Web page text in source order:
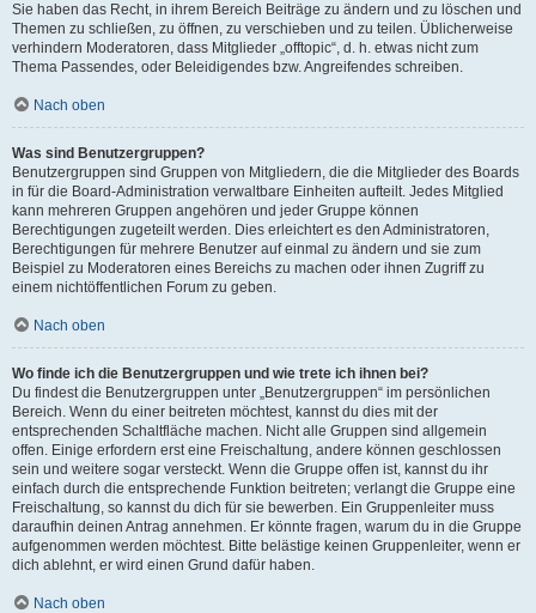
Sie haben das Recht, in ihrem Bereich Beiträge zu ändern und zu löschen und
Themen zu schließen, zu öffnen, zu verschieben und zu teilen. Üblicherweise
verhindern Moderatoren, dass Mitglieder „offtopic“, d. h. etwas nicht zum
Thema Passendes, oder Beleidigendes bzw. Angreifendes schreiben.
Nach oben
Was sind Benutzergruppen?
Benutzergruppen sind Gruppen von Mitgliedern, die die Mitglieder des Boards
in für die Board-Administration verwaltbare Einheiten aufteilt. Jedes Mitglied
kann mehreren Gruppen angehören und jeder Gruppe können
Berechtigungen zugeteilt werden. Dies erleichtert es den Administratoren,
Berechtigungen für mehrere Benutzer auf einmal zu ändern und sie zum
Beispiel zu Moderatoren eines Bereichs zu machen oder ihnen Zugriff zu
einem nichtöffentlichen Forum zu geben.
Nach oben
Wo finde ich die Benutzergruppen und wie trete ich ihnen bei?
Du findest die Benutzergruppen unter „Benutzergruppen“ im persönlichen
Bereich. Wenn du einer beitreten möchtest, kannst du dies mit der
entsprechenden Schaltfläche machen. Nicht alle Gruppen sind allgemein
offen. Einige erfordern erst eine Freischaltung, andere können geschlossen
sein und weitere sogar versteckt. Wenn die Gruppe offen ist, kannst du ihr
einfach durch die entsprechende Funktion beitreten; verlangt die Gruppe eine
Freischaltung, so kannst du dich für sie bewerben. Ein Gruppenleiter muss
daraufhin deinen Antrag annehmen. Er könnte fragen, warum du in die Gruppe
aufgenommen werden möchtest. Bitte belästige keinen Gruppenleiter, wenn er
dich ablehnt, er wird einen Grund dafür haben.
Nach oben